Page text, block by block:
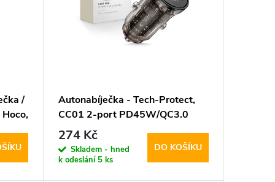
/
Autonabíječka - Tech-Protect,
CC01 2-port PD45W/QC3.0
274 Kč
Skladem - hned
k odeslání 5 ks
DO KOŠÍKU